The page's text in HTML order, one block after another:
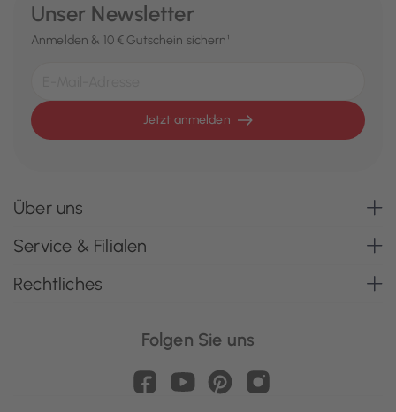
Unser Newsletter
Anmelden & 10 € Gutschein sichern¹
Jetzt anmelden
Über uns
Service & Filialen
Rechtliches
Folgen Sie uns